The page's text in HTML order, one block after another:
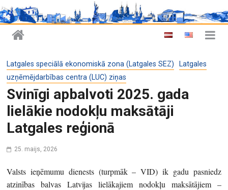
Latgales speciālā ekonomiskā zona (Latgales SEZ)
Latgales
uzņēmējdarbības centra (LUC) ziņas
Svinīgi apbalvoti 2025. gada
lielākie nodokļu maksātāji
Latgales reģionā
25. maijs, 2026
Valsts ieņēmumu dienests (turpmāk – VID) ik gadu pasniedz
atzinības balvas Latvijas lielākajiem nodokļu maksātājiem –